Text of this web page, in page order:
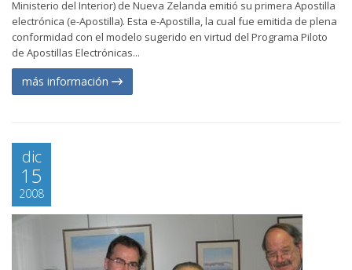
Ministerio del Interior) de Nueva Zelanda emitió su primera Apostilla
electrónica (e-Apostilla). Esta e-Apostilla, la cual fue emitida de plena
conformidad con el modelo sugerido en virtud del Programa Piloto
de Apostillas Electrónicas...
más información
dic
15
2008